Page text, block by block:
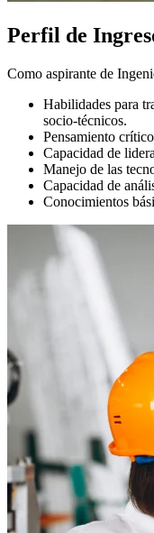
Perfil de
Como aspirante de
Habilidades para
socio-técnicos.
Pensamiento
Capacidad de
Manejo de las
Capacidad de
Conocimientos